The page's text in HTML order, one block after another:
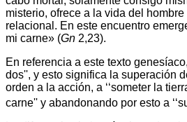
misterio, ofrece a la vida del
relacional. En este encuentro
mi carne» (Gn 2,23).
En referencia a este texto
dos'', y esto significa la superación
orden a la acción, a ‘‘someter la
carne'' y abandonando por esto a